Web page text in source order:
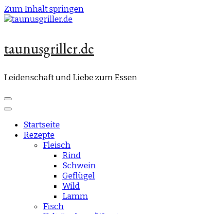
Zum Inhalt springen
taunusgriller.de
Leidenschaft und Liebe zum Essen
Startseite
Rezepte
Fleisch
Rind
Schwein
Geflügel
Wild
Lamm
Fisch